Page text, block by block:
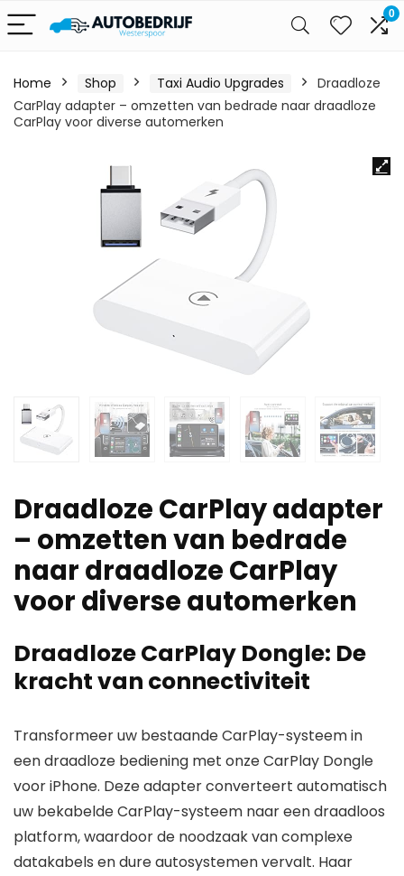
0
Home Shop Taxi Audio Upgrades
Draadloze
CarPlay adapter – omzetten van bedrade naar draadloze
CarPlay voor diverse automerken
Draadloze CarPlay adapter
– omzetten van bedrade
naar draadloze CarPlay
voor diverse automerken
Draadloze CarPlay Dongle: De
kracht van connectiviteit
Transformeer uw bestaande CarPlay-systeem in
een draadloze bediening met onze CarPlay Dongle
voor iPhone. Deze adapter converteert automatisch
uw bekabelde CarPlay-systeem naar een draadloos
platform, waardoor de noodzaak van complexe
datakabels en dure autosystemen vervalt. Haar